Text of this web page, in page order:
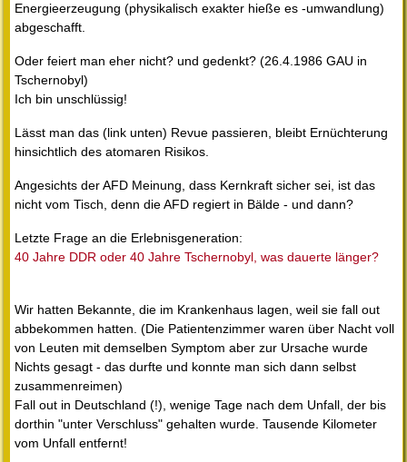
Energieerzeugung (physikalisch exakter hieße es -umwandlung)
abgeschafft.
Oder feiert man eher nicht? und gedenkt? (26.4.1986 GAU in
Tschernobyl)
Ich bin unschlüssig!
Lässt man das (link unten) Revue passieren, bleibt Ernüchterung
hinsichtlich des atomaren Risikos.
Angesichts der AFD Meinung, dass Kernkraft sicher sei, ist das
nicht vom Tisch, denn die AFD regiert in Bälde - und dann?
Letzte Frage an die Erlebnisgeneration:
40 Jahre DDR oder 40 Jahre Tschernobyl, was dauerte länger?
Wir hatten Bekannte, die im Krankenhaus lagen, weil sie fall out
abbekommen hatten. (Die Patientenzimmer waren über Nacht voll
von Leuten mit demselben Symptom aber zur Ursache wurde
Nichts gesagt - das durfte und konnte man sich dann selbst
zusammenreimen)
Fall out in Deutschland (!), wenige Tage nach dem Unfall, der bis
dorthin "unter Verschluss" gehalten wurde. Tausende Kilometer
vom Unfall entfernt!